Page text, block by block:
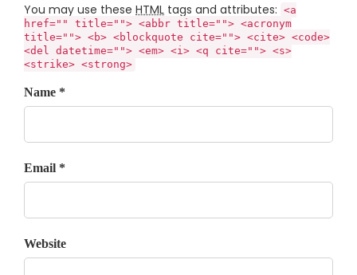
You may use these HTML tags and attributes: <a
href="" title=""> <abbr title=""> <acronym
title=""> <b> <blockquote cite=""> <cite> <code>
<del datetime=""> <em> <i> <q cite=""> <s>
<strike> <strong>
Name *
Email *
Website